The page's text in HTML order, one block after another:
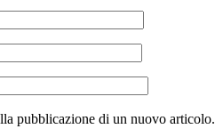
pubblicazione di un nuovo articolo.